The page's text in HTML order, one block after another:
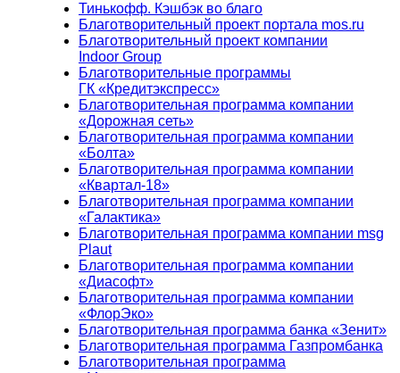
Тинькофф. Кэшбэк во благо
Благотворительный проект портала mos.ru
Благотворительный проект компании
Indoor Group
Благотворительные программы
ГК «Кредитэкспресс»
Благотворительная программа компании
«Дорожная сеть»
Благотворительная программа компании
«Болта»
Благотворительная программа компании
«Квартал-18»
Благотворительная программа компании
«Галактика»
Благотворительная программа компании msg
Plaut
Благотворительная программа компании
«Диасофт»
Благотворительная программа компании
«ФлорЭко»
Благотворительная программа банка «Зенит»
Благотворительная программа Газпромбанка
Благотворительная программа